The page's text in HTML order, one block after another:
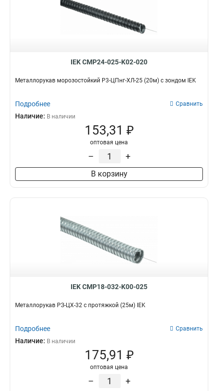
IEK CMP24-025-K02-020
Металлорукав морозостойкий Р3-ЦПнг-ХЛ-25 (20м) с зондом IEK
Подробнее Сравнить
Наличие: В наличии
153,31 ₽
оптовая цена
– +
В корзину
IEK CMP18-032-K00-025
Металлорукав РЗ-ЦХ-32 с протяжкой (25м) IEK
Подробнее Сравнить
Наличие: В наличии
175,91 ₽
оптовая цена
– +